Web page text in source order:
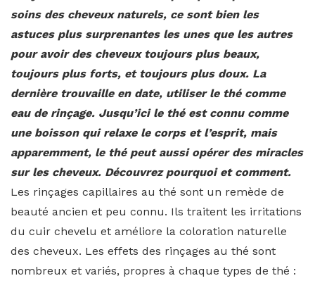
soins des cheveux naturels, ce sont bien les
astuces plus surprenantes les unes que les autres
pour avoir des cheveux toujours plus beaux,
toujours plus forts, et toujours plus doux. La
dernière trouvaille en date, utiliser le thé comme
eau de rinçage. Jusqu’ici le thé est connu comme
une boisson qui relaxe le corps et l’esprit, mais
apparemment, le thé peut aussi opérer des miracles
sur les cheveux. Découvrez pourquoi et comment.
Les rinçages capillaires au thé sont un remède de
beauté ancien et peu connu. Ils traitent les irritations
du cuir chevelu et améliore la coloration naturelle
des cheveux. Les effets des rinçages au thé sont
nombreux et variés, propres à chaque types de thé :